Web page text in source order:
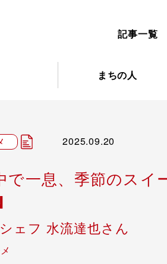
記事一覧
まちの人
2025.09.20
で一息、季節のスイ
ェフ 水流達也さん